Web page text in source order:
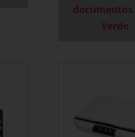
documentos
Verde